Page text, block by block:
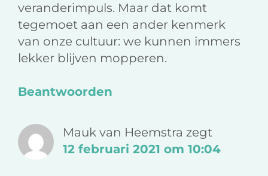
veranderimpuls. Maar dat komt
tegemoet aan een ander kenmerk
van onze cultuur: we kunnen immers
lekker blijven mopperen.
Beantwoorden
Mauk van Heemstra zegt
12 februari 2021 om 10:04